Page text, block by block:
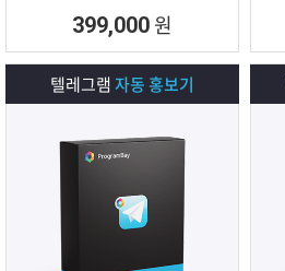
399,000 원
텔레그램자동 홍보기